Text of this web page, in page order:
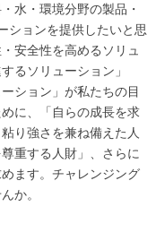
水・環境分野の製品・
ションを提供したいと思
安全性を高めるソリュ
るソリューション」
ション」が私たちの目
に、「自らの成長を求
り強さを兼ね備えた人
重する人財」、さらに
ます。チャレンジング
か。